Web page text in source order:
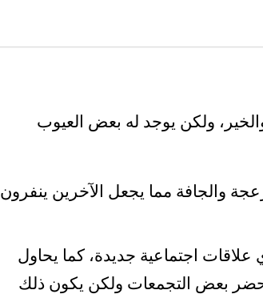
ولكن يوجد له بعض العيوب
والجافة مما يجعل الآخرين ينفرون
اجتماعية جديدة، كما يحاول
يحضر بعض التجمعات ولكن يكون ذلك